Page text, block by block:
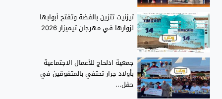
تيزنيت تتزين بالفضة وتفتح أبوابها
لزوارها في مهرجان تيميزار 2026
جمعية ادلحاج للأعمال الاجتماعية
بأولاد جرار تحتفي بالمتفوقين في
حفل...